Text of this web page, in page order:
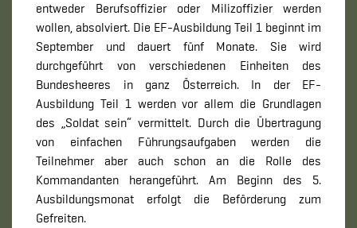
entweder Berufsoffizier oder Milizoffizier werden
wollen, absolviert. Die EF-Ausbildung Teil 1 beginnt im
September und dauert fünf Monate. Sie wird
durchgeführt von verschiedenen Einheiten des
Bundesheeres in ganz Österreich. In der EF-
Ausbildung Teil 1 werden vor allem die Grundlagen
des „Soldat sein“ vermittelt. Durch die Übertragung
von einfachen Führungsaufgaben werden die
Teilnehmer aber auch schon an die Rolle des
Kommandanten herangeführt. Am Beginn des 5.
Ausbildungsmonat erfolgt die Beförderung zum
Gefreiten.